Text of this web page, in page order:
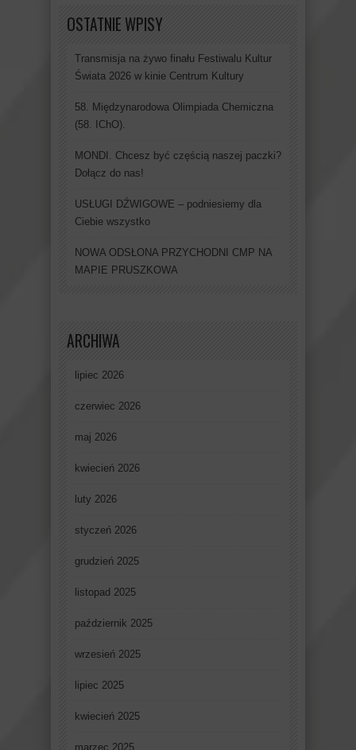
OSTATNIE WPISY
Transmisja na żywo finału Festiwalu Kultur
Świata 2026 w kinie Centrum Kultury
58. Międzynarodowa Olimpiada Chemiczna
(58. IChO).
MONDI. Chcesz być częścią naszej paczki?
Dołącz do nas!
USŁUGI DŹWIGOWE – podniesiemy dla
Ciebie wszystko
NOWA ODSŁONA PRZYCHODNI CMP NA
MAPIE PRUSZKOWA
ARCHIWA
lipiec 2026
czerwiec 2026
maj 2026
kwiecień 2026
luty 2026
styczeń 2026
grudzień 2025
listopad 2025
październik 2025
wrzesień 2025
lipiec 2025
kwiecień 2025
marzec 2025